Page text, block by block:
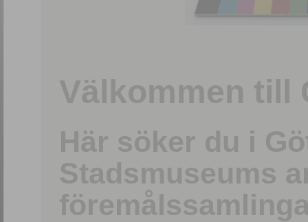
Välkommen till
Här söker du i
Stadsmuseums